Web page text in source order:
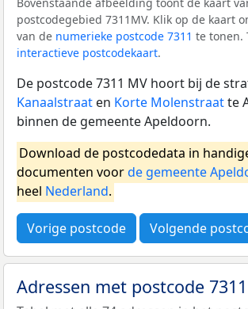
Bovenstaande afbeelding toont de kaart
postcodegebied 7311MV. Klik op de kaart
van de numerieke postcode 7311 te tonen.
interactieve postcodekaart.
De postcode 7311 MV hoort bij de
Kanaalstraat en Korte Molenstraatte
binnen de gemeente Apeldoorn.
Download de postcodedata in
documenten voorde gemeente
heel Nederland.
Vorige postcode Volgende
Adressen met postcode